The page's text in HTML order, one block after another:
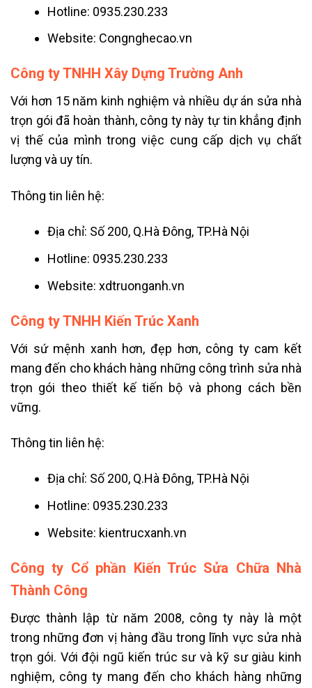
Hotline: 0935.230.233
Website: Congnghecao.vn
Công ty TNHH Xây Dựng Trường Anh
Với hơn 15 năm kinh nghiệm và nhiều dự án sửa nhà
trọn gói đã hoàn thành, công ty này tự tin khẳng định
vị thế của mình trong việc cung cấp dịch vụ chất
lượng và uy tín.
Thông tin liên hệ:
Địa chỉ: Số 200, Q.Hà Đông, TP.Hà Nội
Hotline: 0935.230.233
Website: xdtruonganh.vn
Công ty TNHH Kiến Trúc Xanh
Với sứ mệnh xanh hơn, đẹp hơn, công ty cam kết
mang đến cho khách hàng những công trình sửa nhà
trọn gói theo thiết kế tiến bộ và phong cách bền
vững.
Thông tin liên hệ:
Địa chỉ: Số 200, Q.Hà Đông, TP.Hà Nội
Hotline: 0935.230.233
Website: kientrucxanh.vn
Công ty Cổ phần Kiến Trúc Sửa Chữa Nhà
Thành Công
Được thành lập từ năm 2008, công ty này là một
trong những đơn vị hàng đầu trong lĩnh vực sửa nhà
trọn gói. Với đội ngũ kiến trúc sư và kỹ sư giàu kinh
nghiệm, công ty mang đến cho khách hàng những